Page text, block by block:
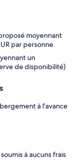
moyennant
par personne
un
de disponibilité)
à l'avance
à aucuns frais